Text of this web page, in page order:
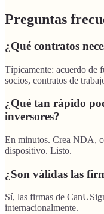
Preguntas
¿Qué contratos
Típicamente: acuerdo de
socios, contratos de
¿Qué tan rápido
inversores?
En minutos. Crea NDA,
dispositivo. Listo.
¿Son válidas las
Sí, las firmas de
internacionalmente.